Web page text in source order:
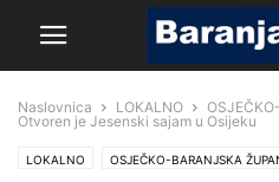
Naslovnica LOKALNO
Otvoren je Jesenski sajam u Osijeku
LOKALNO OSJEČKO-BARANJSKA